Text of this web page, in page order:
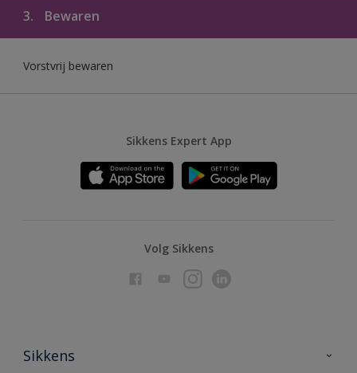
3. Bewaren
Vorstvrij bewaren
Sikkens Expert App
Volg Sikkens
Sikkens